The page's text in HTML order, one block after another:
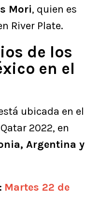
Mori, quien es
River Plate.
de los
en el
ubicada en el
2022, en
Argentina y
Martes 22 de